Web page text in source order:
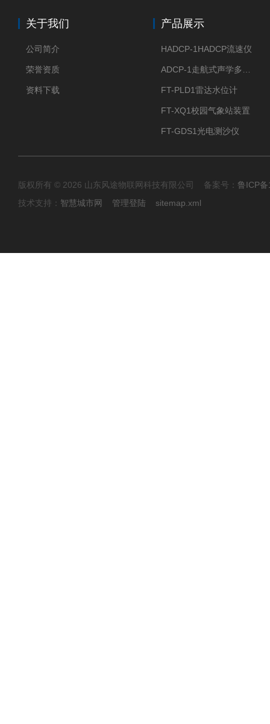
关于我们
公司简介
荣誉资质
资料下载
产品展示
HADCP-1HADCP流速仪
FT-PLD1雷达水位计
FT-XQ1校园气象站装置
FT-GDS1光电测沙仪
版权所有 © 2026 山东风途物联网科技有限公司 备案号： 鲁ICP
技术支持： 智慧城市网 管理登陆 sitemap.xml